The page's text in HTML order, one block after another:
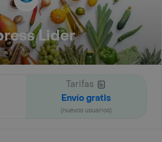
Lider
Tarifas
Envío gratis
(nuevos usuarios)